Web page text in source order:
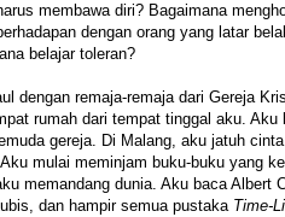
membawa diri? Bagaimana
dengan orang yang latar
belajar toleran?
dengan remaja-remaja dari Gereja
rumah dari tempat tinggal aku. Aku
gereja. Di Malang, aku jatuh
mulai meminjam buku-buku yang
memandang dunia. Aku baca Albert
dan hampir semua pustaka Time-